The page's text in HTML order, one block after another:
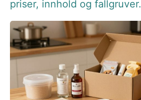
priser, innhold og fallgruver.